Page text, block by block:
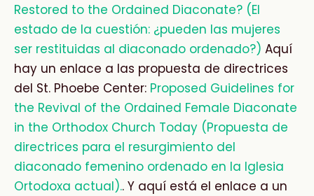
Restored to the Ordained Diaconate? (El
estado de la cuestión: ¿pueden las mujeres
ser restituidas al diaconado ordenado?) Aquí
hay un enlace a las propuesta de directrices
del St. Phoebe Center: Proposed Guidelines for
the Revival of the Ordained Female Diaconate
in the Orthodox Church Today (Propuesta de
directrices para el resurgimiento del
diaconado femenino ordenado en la Iglesia
Ortodoxa actual).. Y aquí está el enlace a un